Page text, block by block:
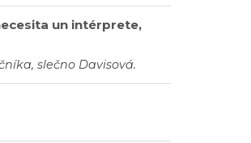
un intérprete,
slečno Davisová.